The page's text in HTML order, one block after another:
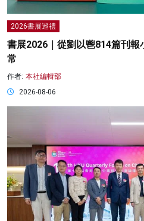
2026書展巡禮
書展2026｜從劉以鬯814篇刊報
常
作者: 本社編輯部
2026-08-06